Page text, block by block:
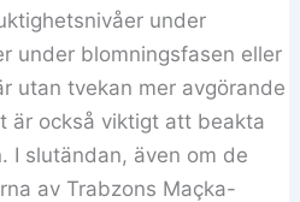
under
under blomningsfasen eller
utan tvekan mer avgörande
är också viktigt att beakta
I slutändan, även om de
av Trabzons Maçka-